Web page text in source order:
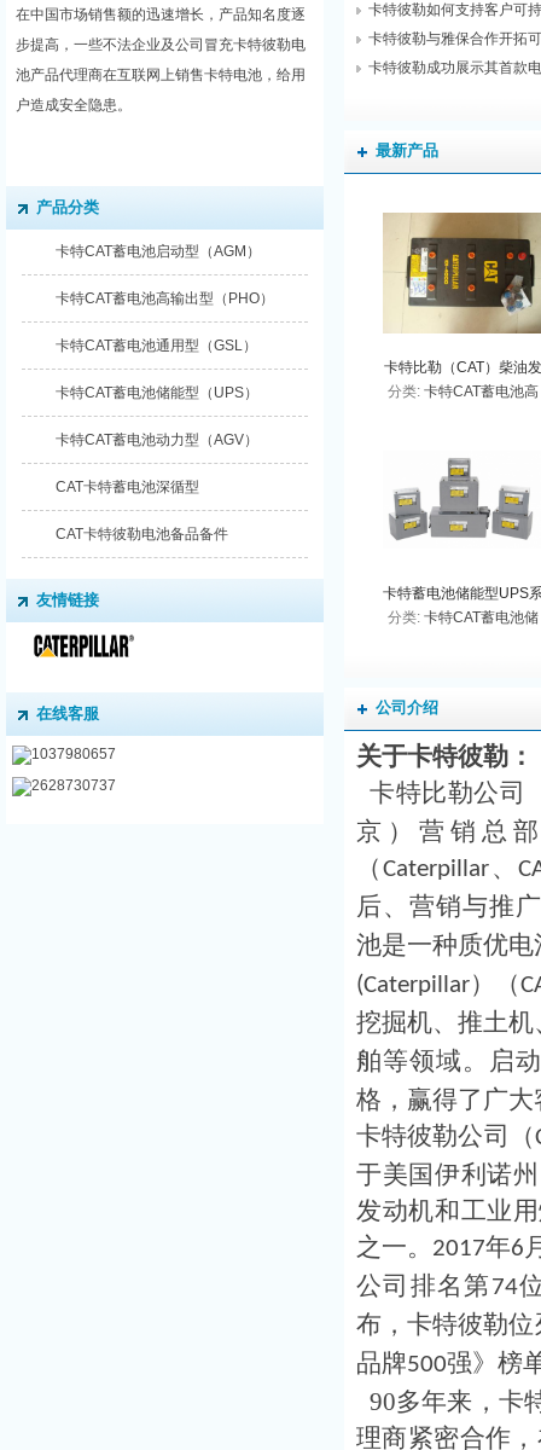
在中国市场销售额的迅速增长，产品知名度逐
步提高，一些不法企业及公司冒充卡特彼勒电
池产品代理商在互联网上销售卡特电池，给用
户造成安全隐患。
产品分类
卡特CAT蓄电池启动型（AGM）
卡特CAT蓄电池高输出型（PHO）
卡特CAT蓄电池通用型（GSL）
卡特CAT蓄电池储能型（UPS）
卡特CAT蓄电池动力型（AGV）
CAT卡特蓄电池深循型
CAT卡特彼勒电池备品备件
友情链接
在线客服
1037980657
2628730737
卡特彼勒如何支持客户可
卡特彼勒与雅保合作开拓
卡特彼勒成功展示其首款
最新产品
卡特比勒（CAT）柴油发
电机组专用电池
分类: 卡特CAT蓄电池高
卡特蓄电池储能型UPS
列
分类: 卡特CAT蓄电池储
公司介绍
关于卡特彼勒：
卡特比勒公司
京）营销总
（Caterpillar 、
后、营销与推
池是一种质优
(Caterpillar）（
挖掘机、推土
舶等领域。启
格，赢得了广
卡特彼勒公司（
于美国伊利诺
发动机和工业
之一。 2017年6
公司排名第 74
布，卡特彼勒位
品牌500强》榜
90多年来，卡
理商紧密合作